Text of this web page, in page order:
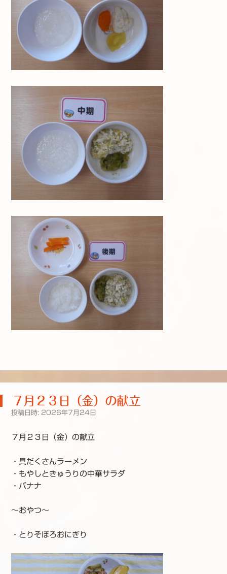
７月２３日（金）の献立
投稿日時: 2026年7月24日
７月２３日（金）の献立
・具だくさんラーメン
・もやしときゅうりの中華サラダ
・バナナ
～おやつ～
・とりそぼろおにぎり